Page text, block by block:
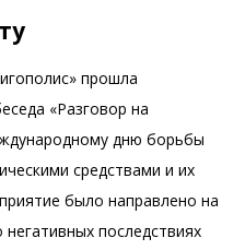
прошла
«Разговор на
дню борьбы
средствами и их
было направлено на
последствиях